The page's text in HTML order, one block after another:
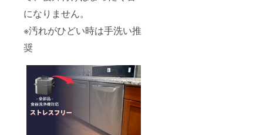
になりません。
※汚れがひどい時は手洗い推
奨